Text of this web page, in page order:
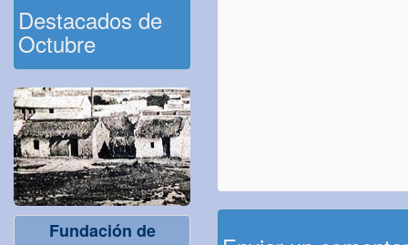
Destacados de
Octubre
Fundación de